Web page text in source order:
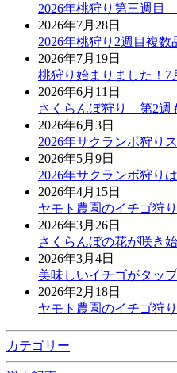
2026年桃狩り第三週目
2026年7月28日
2026年桃狩り2週目複
2026年7月19日
桃狩り始まりました！7
2026年6月11日
さくらんぼ狩り 第2週
2026年6月3日
2026年サクランボ狩り
2026年5月9日
2026年サクランボ狩り
2026年4月15日
ヤモト農園のイチゴ狩
2026年3月26日
さくらんぼの花が咲き
2026年3月4日
美味しいイチゴがタッ
2026年2月18日
ヤモト農園のイチゴ狩
カテゴリー